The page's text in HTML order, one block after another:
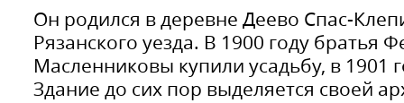
Он родился в деревне Деево Спас-
Рязанского уезда. В 1900 году братья
Масленниковы купили усадьбу, в 1901
Здание до сих пор выделяется своей